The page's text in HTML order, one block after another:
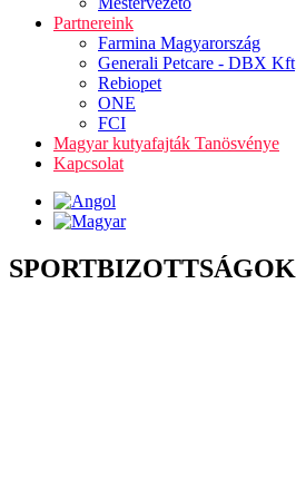
Partnereink
Farmina Magyarország
Generali Petcare - DBX Kft
Rebiopet
ONE
FCI
Magyar kutyafajták Tanösvénye
Kapcsolat
SPORTBIZOTTSÁGOK